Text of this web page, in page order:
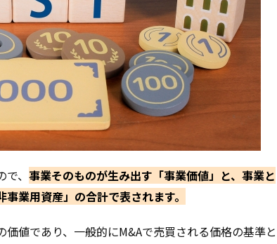
、 事業そのものが生み出す「事業価値」と、事業と
業用資産」の合計で表されます。
値であり、一般的にM&Aで売買される価格の基準と